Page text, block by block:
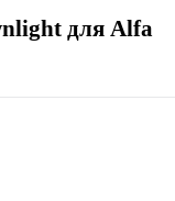
для Alfa